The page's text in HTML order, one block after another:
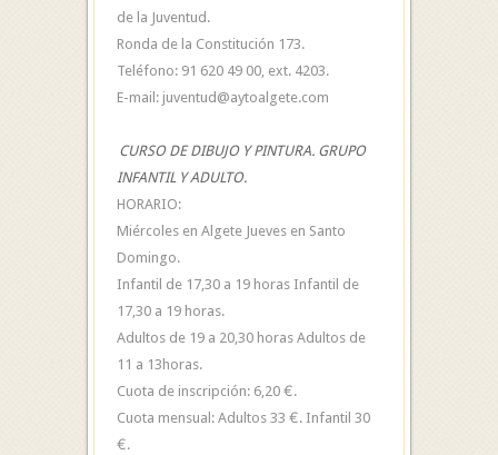
de la Juventud.
Ronda de la Constitución 173.
Teléfono: 91 620 49 00, ext. 4203.
E-mail: juventud@aytoalgete.com
CURSO DE DIBUJO Y PINTURA. GRUPO
INFANTIL Y ADULTO.
HORARIO:
Miércoles en Algete Jueves en Santo
Domingo.
Infantil de 17,30 a 19 horas Infantil de
17,30 a 19 horas.
Adultos de 19 a 20,30 horas Adultos de
11 a 13horas.
Cuota de inscripción: 6,20 €.
Cuota mensual: Adultos 33 €. Infantil 30
€.